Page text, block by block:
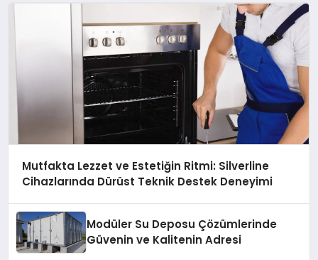
Mutfakta Lezzet ve Estetiğin Ritmi: Silverline
Cihazlarında Dürüst Teknik Destek Deneyimi
Modüler Su Deposu Çözümlerinde
Güvenin ve Kalitenin Adresi